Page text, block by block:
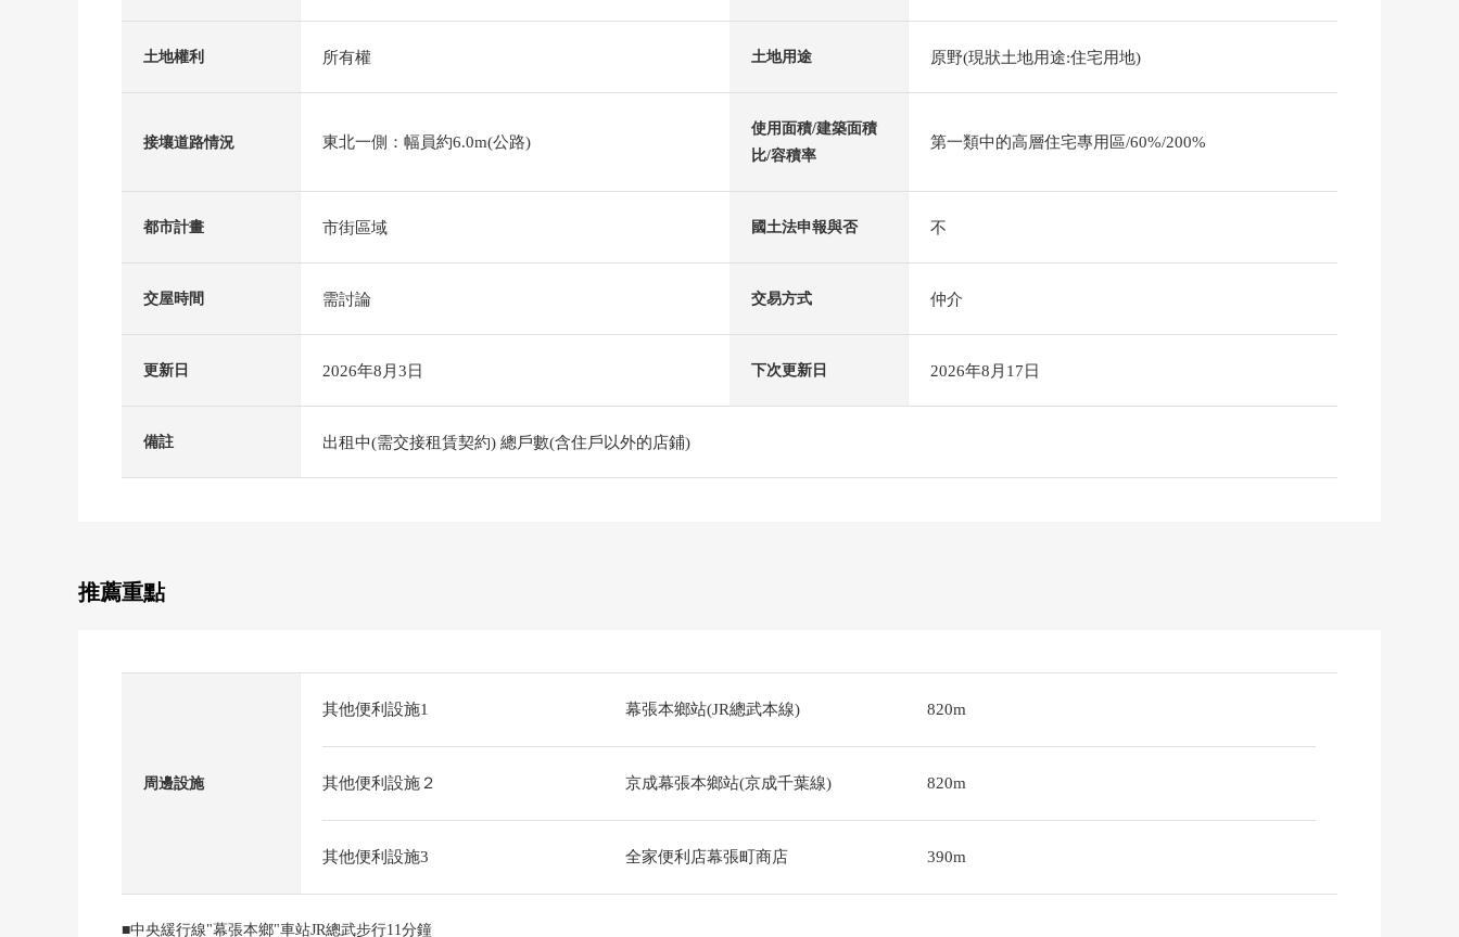
土地權利 所有權 土地用途 原野(現狀土地用途:住宅用地)
接壤道路情況 東北一側：幅員約6.0m(公路)
使用面積/建築面積
比/容積率
第一類中的高層住宅專用區/60%/200%
都市計畫 市街區域 國土法申報與否 不
交屋時間 需討論 交易方式 仲介
更新日 2026年8月3日 下次更新日 2026年8月17日
備註 出租中(需交接租賃契約) 總戶數(含住戶以外的店鋪)
推薦重點
周邊設施
其他便利設施1 幕張本鄉站(JR總武本線) 820m
其他便利設施２ 京成幕張本鄉站(京成千葉線) 820m
其他便利設施3 全家便利店幕張町商店 390m
■中央緩行線"幕張本鄉"車站JR總武步行11分鐘